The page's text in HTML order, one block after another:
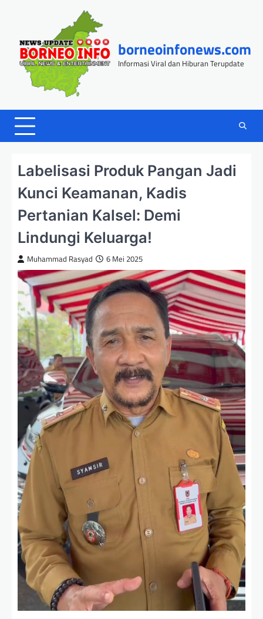
borneoinfonews.com
Informasi Viral dan Hiburan Terupdate
Labelisasi Produk Pangan Jadi
Kunci Keamanan, Kadis
Pertanian Kalsel: Demi
Lindungi Keluarga!
Muhammad Rasyad 6 Mei 2025